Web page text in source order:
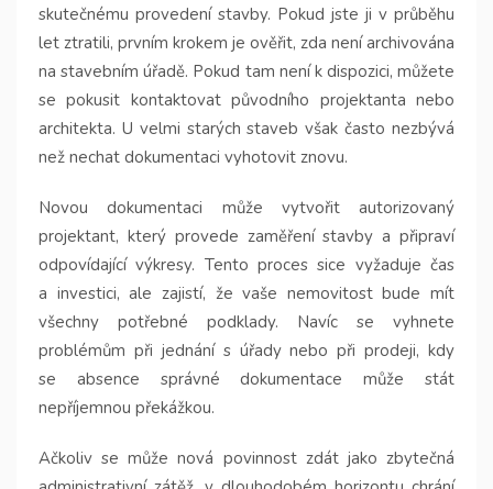
skutečnému provedení stavby. Pokud jste ji v průběhu
let ztratili, prvním krokem je ověřit, zda není archivována
na stavebním úřadě. Pokud tam není k dispozici, můžete
se pokusit kontaktovat původního projektanta nebo
architekta. U velmi starých staveb však často nezbývá
než nechat dokumentaci vyhotovit znovu.
Novou dokumentaci může vytvořit autorizovaný
projektant, který provede zaměření stavby a připraví
odpovídající výkresy. Tento proces sice vyžaduje čas
a investici, ale zajistí, že vaše nemovitost bude mít
všechny potřebné podklady. Navíc se vyhnete
problémům při jednání s úřady nebo při prodeji, kdy
se absence správné dokumentace může stát
nepříjemnou překážkou.
Ačkoliv se může nová povinnost zdát jako zbytečná